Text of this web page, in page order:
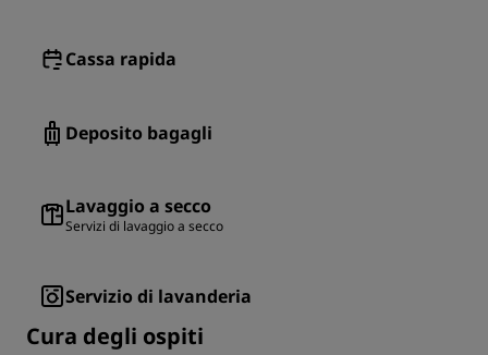
Cassa rapida
Deposito bagagli
Lavaggio a secco
Servizi di lavaggio a secco
Servizio di lavanderia
Cura degli ospiti